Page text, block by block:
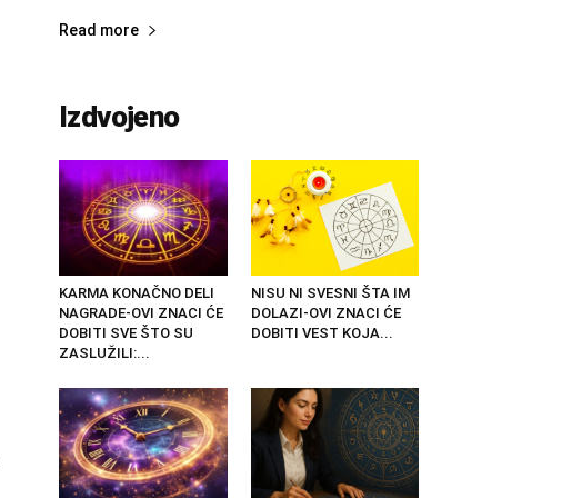
Read more
Izdvojeno
KARMA KONAČNO DELI
NAGRADE-OVI ZNACI ĆE
DOBITI SVE ŠTO SU
ZASLUŽILI:...
NISU NI SVESNI ŠTA IM
DOLAZI-OVI ZNACI ĆE
DOBITI VEST KOJA...